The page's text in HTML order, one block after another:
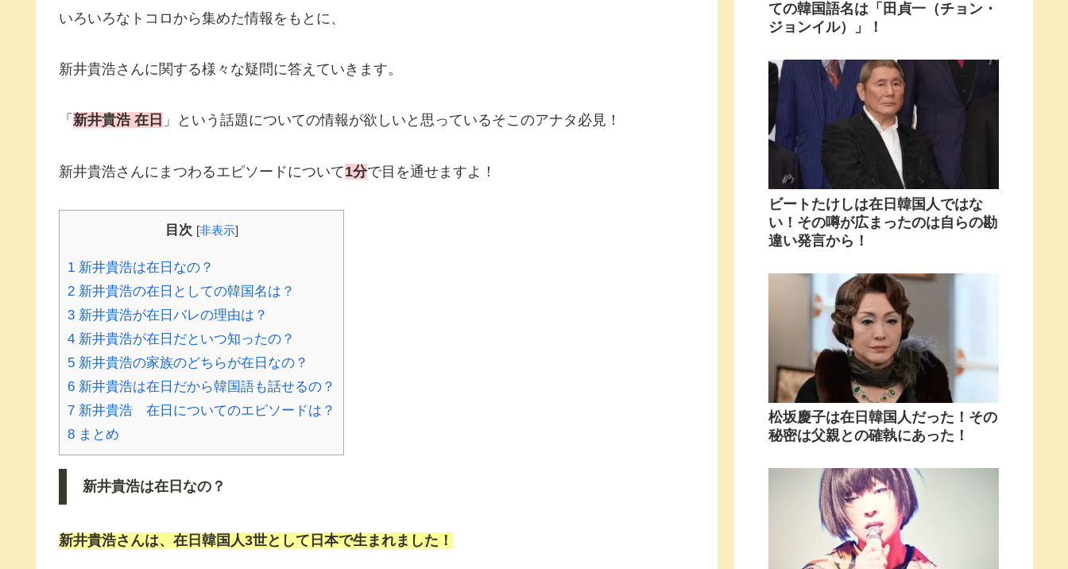
いろいろなトコロから集めた情報をもとに、
新井貴浩さんに関する様々な疑問に答えていきます。
「 新井貴浩 在日 」という話題についての情報が欲しいと思っているそこのアナタ必見！
新井貴浩さんにまつわるエピソードについて1分で目を通せますよ！
目次 [非表示]
1 新井貴浩は在日なの？
2 新井貴浩の在日としての韓国名は？
3 新井貴浩が在日バレの理由は？
4 新井貴浩が在日だといつ知ったの？
5 新井貴浩の家族のどちらが在日なの？
6 新井貴浩は在日だから韓国語も話せるの？
7 新井貴浩 在日についてのエピソードは？
8 まとめ
新井貴浩は在日なの？
新井貴浩さんは、 在日 韓国人3世として日本で生まれました！
ての韓国語名は「田貞一（チョン・
ジョンイル）」！
ビートたけしは在日韓国人ではな
い！その噂が広まったのは自らの勘
違い発言から！
松坂慶子は在日韓国人だった！その
秘密は父親との確執にあった！